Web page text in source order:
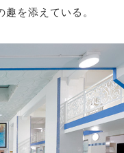
を添えている。